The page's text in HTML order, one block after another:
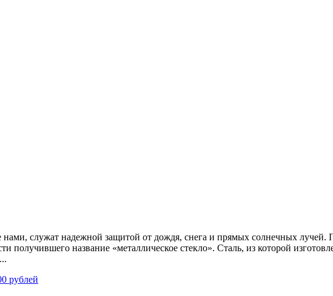
служат надежной защитой от дождя, снега и прямых солнечных лучей.
получившего название «металлическое стекло». Сталь, из которой
рублей